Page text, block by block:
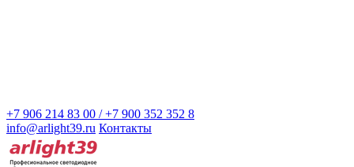
+7 906 214 83 00 / +7 900 352 352 8
info@arlight39.ru Контакты